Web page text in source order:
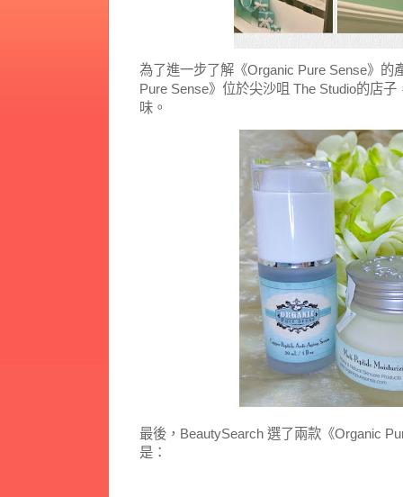
為了進一步了解《Organic Pure Sense》的
Pure Sense》位於尖沙咀 The Studio的店
味。
最後，BeautySearch 選了兩款《Organic
是：